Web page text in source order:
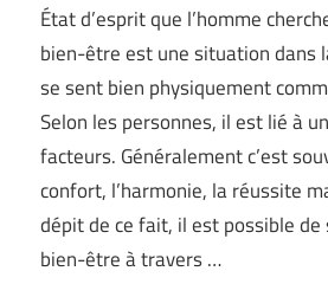
État d’esprit que l’homme
bien-être est une situation dans
se sent bien physiquement
Selon les personnes, il est lié à
facteurs. Généralement c’est
confort, l’harmonie, la réussite
dépit de ce fait, il est possible de
bien-être à travers …